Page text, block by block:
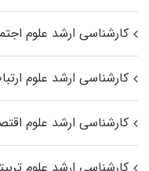
کارشناسی ارشد علوم
کارشناسی ارشد علوم
کارشناسی ارشد علوم